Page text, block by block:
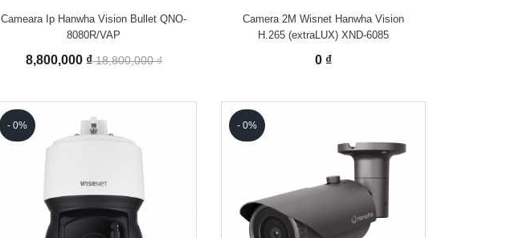
Cameara Ip Hanwha Vision Bullet QNO-
8080R/VAP
8,800,000 ₫18,800,000 ₫
Camera 2M Wisnet Hanwha Vision
H.265 (extraLUX) XND-6085
0 ₫
- 0% - 0%